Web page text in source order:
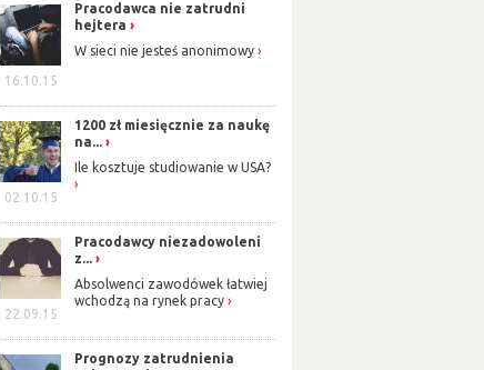
16.10.15
Pracodawca nie zatrudni
hejtera
W sieci nie jesteś anonimowy
02.10.15
1200 zł miesięcznie za naukę
na...
Ile kosztuje studiowanie w USA?
22.09.15
Pracodawcy niezadowoleni
z...
Absolwenci zawodówek łatwiej
wchodzą na rynek pracy
Prognozy zatrudnienia